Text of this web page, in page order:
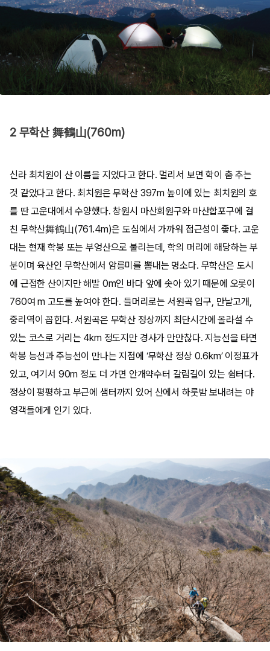
2 무학산 舞鶴山(760m)
신라 최치원이 산 이름을 지었다고 한다. 멀리서 보면 학이 춤 추는
것 같았다고 한다. 최치원은 무학산 397m 높이에 있는 최치원의 호
를 딴 고운대에서 수양했다. 창원시 마산회원구와 마산합포구에 걸
친 무학산舞鶴山(761.4m)은 도심에서 가까워 접근성이 좋다. 고운
대는 현재 학봉 또는 부엉산으로 불리는데, 학의 머리에 해당하는 부
분이며 육산인 무학산에서 암릉미를 뽐내는 명소다. 무학산은 도시
에 근접한 산이지만 해발 0m인 바다 앞에 솟아 있기 때문에 오롯이
760여 m 고도를 높여야 한다. 들머리로는 서원곡 입구, 만날고개,
중리역이 꼽힌다. 서원곡은 무학산 정상까지 최단시간에 올라설 수
있는 코스로 거리는 4km 정도지만 경사가 만만찮다. 지능선을 타면
학봉 능선과 주능선이 만나는 지점에 ‘무학산 정상 0.6km’ 이정표가
있고, 여기서 90m 정도 더 가면 안개약수터 갈림길이 있는 쉼터다.
정상이 평평하고 부근에 샘터까지 있어 산에서 하룻밤 보내려는 야
영객들에게 인기 있다.